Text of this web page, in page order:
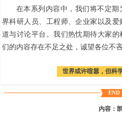
在本系列内容中，我们将不定
界科研人员、工程师、企业家以及
道与讨论平台。我们热忱期待大家
们的内容存在不足之处，诚望各位不吝
世界或许喧嚣，但科
END
内容：